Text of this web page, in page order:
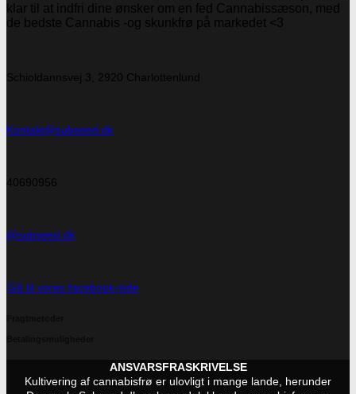
klar til at indfri dine ønsker om en fed Cannabissæson, med
de bedste Cannabis -og skunkfrø på markedet <3
Schioldannsvej 3, 2920 Charlottenlund
Kontakt@subseed.dk
40690956
@subseed.dk
Gå til vores facebook-side
ANSVARSFRASKRIVELSE
Kultivering af cannabisfrø er ulovligt i mange lande, herunder